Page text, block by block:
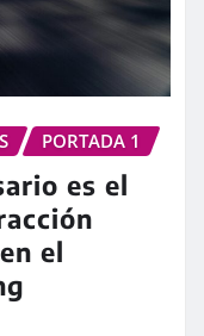
PORTADA 1
es el
el